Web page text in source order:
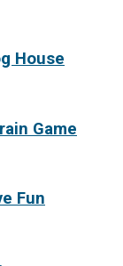
House
Game
Fun